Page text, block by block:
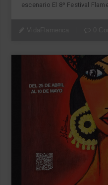
escenario El 8º Festival